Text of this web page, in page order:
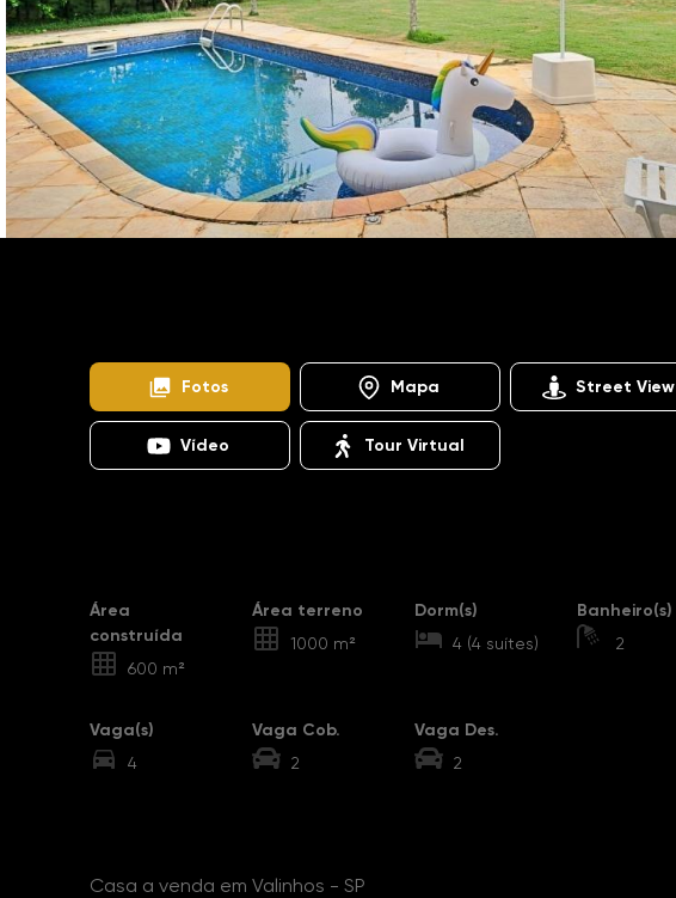
Fotos Mapa Street View
Vídeo Tour Virtual
Área
construída
600 m²
Área terreno
1000 m²
Dorm(s)
4 (4 suítes)
Banheiro(s)
2
Vaga(s)
4
Vaga Cob.
2
Vaga Des.
2
Casa a venda em Valinhos - SP